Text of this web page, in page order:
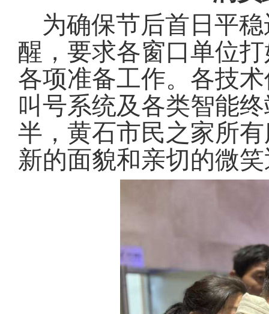
为确保节后首日平
醒，要求各窗口单位
各项准备工作。 各技
叫号系统及各类智能
半，黄石市民之家所
新的面貌和亲切的微